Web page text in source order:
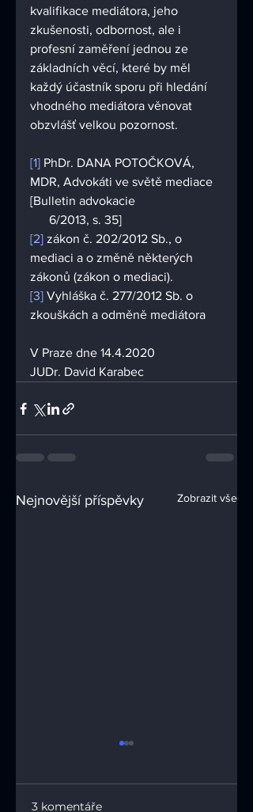
kvalifikace mediátora, jeho
zkušenosti, odbornost, ale i
profesní zaměření jednou ze
základních věcí, které by měl
každý účastník sporu při hledání
vhodného mediátora věnovat
obzvlášť velkou pozornost.
[1] PhDr. DANA POTOČKOVÁ,
MDR, Advokáti ve světě mediace
[Bulletin advokacie
      6/2013, s. 35]
[2] zákon č. 202/2012 Sb., o
mediaci a o změně některých
zákonů (zákon o mediaci).
[3] Vyhláška č. 277/2012 Sb. o
zkouškách a odměně mediátora
V Praze dne 14.4.2020
JUDr. David Karabec
Nejnovější příspěvky Zobrazit vše
3 komentáře